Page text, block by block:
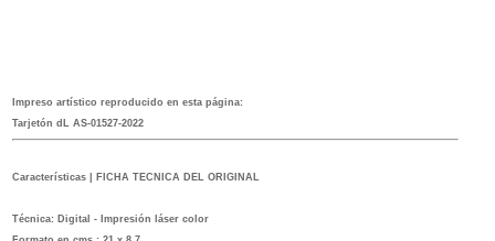
mpreso artístico reproducido en esta página:
Tarjetón dL AS-01527-2022
Características | FICHA TECNICA DEL ORIGINAL
Técnica: Digital - Impresión láser color